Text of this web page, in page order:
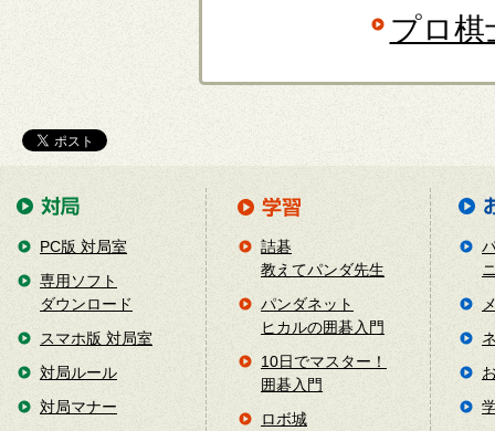
プロ棋
PC版 対局室
専用ソフト
ダウンロード
スマホ版 対局室
対局ルール
対局マナー
詰碁
教えてパンダ先生
パンダネット
ヒカルの囲碁入門
10日でマスター！
囲碁入門
ロボ城